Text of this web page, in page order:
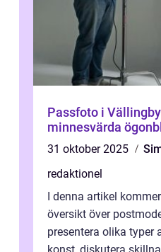
Passfoto i
minnesvärda
31 oktober 2025
redaktionel
I denna artikel
översikt över
presentera olika typer